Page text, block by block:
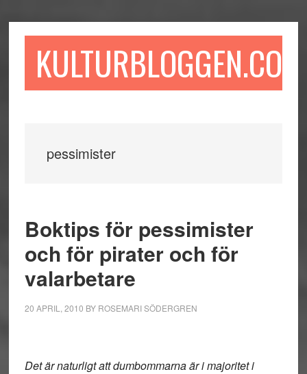
till
till
sidofältet
till
KULTURBLOGGEN.COM
pessimister
Boktips för pessimister
och för pirater och för
valarbetare
20 APRIL, 2010 BY ROSEMARI SÖDERGREN
Det är naturligt att dumbommarna är i majoritet i